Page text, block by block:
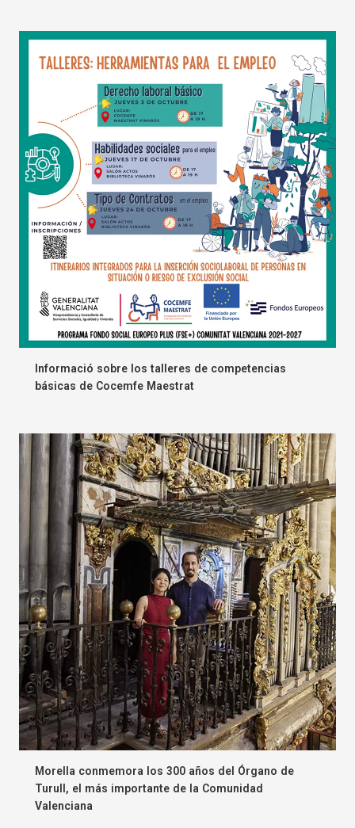
Informació sobre los talleres de competencias
básicas de Cocemfe Maestrat
Morella conmemora los 300 años del Órgano de
Turull, el más importante de la Comunidad
Valenciana